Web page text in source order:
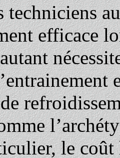
techniciens
efficace
le